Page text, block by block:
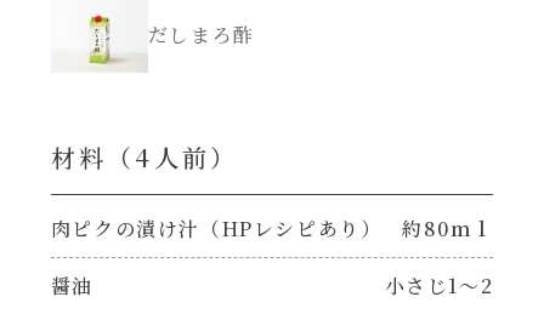
スープ
肉ピクキノピク
鍋
グラタン/ドリア
白だし
すき焼のたれ
だしまろ酢
材料（4⼈前）
肉ピクの漬け汁（HPレシピあり） 約80ｍｌ
醤油 小さじ1～2